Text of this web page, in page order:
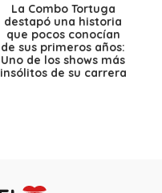
La Combo Tortuga
destapó una historia
que pocos conocían
de sus primeros años:
Uno de los shows más
insólitos de su carrera